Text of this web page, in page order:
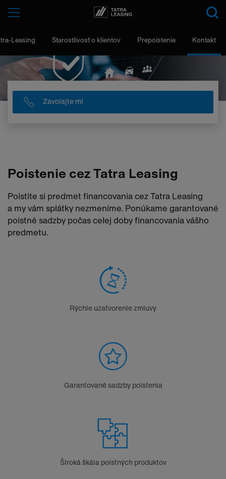
Menu
Tatra-
Zavolajte mi
Poistenie cez Tatra Leasing
Poistite si predmet financovania cez Tatra Leasing
a my vám splátky nezmeníme. Ponúkame garantované
poistné sadzby počas celej doby financovania vášho
predmetu.
Rýchle uzatvorenie zmluvy​
Garantované sadzby poistenia​
Široká škála poistných produktov​
Leasing Starostlivosť o klientov Prepoistenie Kontakt